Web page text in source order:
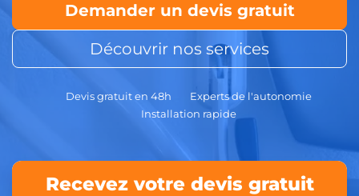
Demander un devis gratuit
Découvrir nos services
Devis gratuit en 48h
Experts de l'autonomie
Installation rapide
Recevez votre devis gratuit